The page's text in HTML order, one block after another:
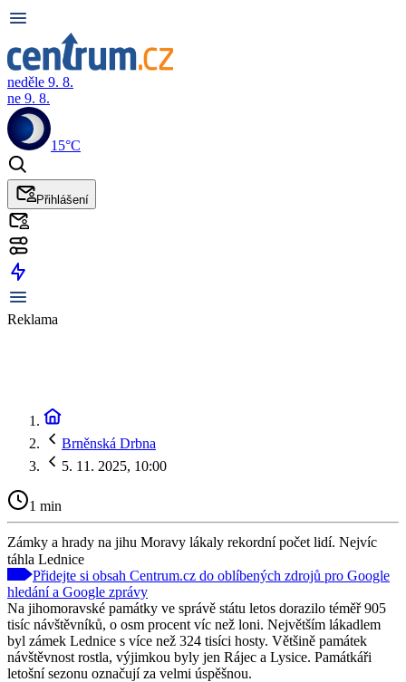
neděle 9. 8.
ne 9. 8.
15°C
Přihlášení
Reklama
Brněnská Drbna
5. 11. 2025, 10:00
1 min
Zámky a hrady na jihu Moravy lákaly rekordní počet lidí. Nejvíc
táhla Lednice
Přidejte si obsah Centrum.cz do oblíbených zdrojů pro Google
hledání a Google zprávy
Na jihomoravské památky ve správě státu letos dorazilo téměř 905
tisíc návštěvníků, o osm procent víc než loni. Největším lákadlem
byl zámek Lednice s více než 324 tisíci hosty. Většině památek
návštěvnost rostla, výjimkou byly jen Rájec a Lysice. Památkáři
letošní sezonu označují za velmi úspěšnou.